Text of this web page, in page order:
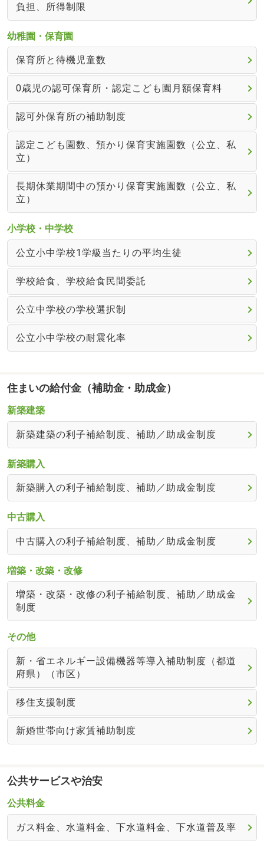
負担、所得制限
幼稚園・保育園
保育所と待機児童数
0歳児の認可保育所・認定こども園月額保育料
認可外保育所の補助制度
認定こども園数、預かり保育実施園数（公立、私
立）
長期休業期間中の預かり保育実施園数（公立、私
立）
小学校・中学校
公立小中学校1学級当たりの平均生徒
学校給食、学校給食民間委託
公立中学校の学校選択制
公立小中学校の耐震化率
住まいの給付金（補助金・助成金）
新築建築
新築建築の利子補給制度、補助／助成金制度
新築購入
新築購入の利子補給制度、補助／助成金制度
中古購入
中古購入の利子補給制度、補助／助成金制度
増築・改築・改修
増築・改築・改修の利子補給制度、補助／助成金
制度
その他
新・省エネルギー設備機器等導入補助制度（都道
府県）（市区）
移住支援制度
新婚世帯向け家賃補助制度
公共サービスや治安
公共料金
ガス料金、水道料金、下水道料金、下水道普及率